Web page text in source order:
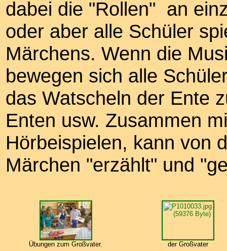
dabei die "Rollen" an
oder aber alle Schüler
Märchens. Wenn die
bewegen sich alle
das Watscheln der Ente
Enten usw. Zusammen
Hörbeispielen, kann von
Märchen "erzählt" und
Übungen zum Großvater. der Großvater